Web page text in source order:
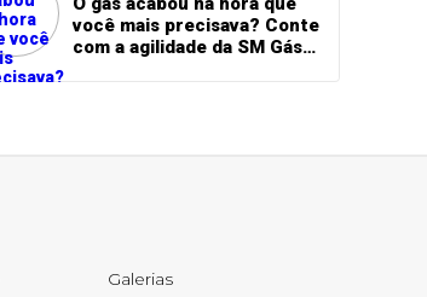
você mais precisava? Conte
com a agilidade da SM Gás
Galerias